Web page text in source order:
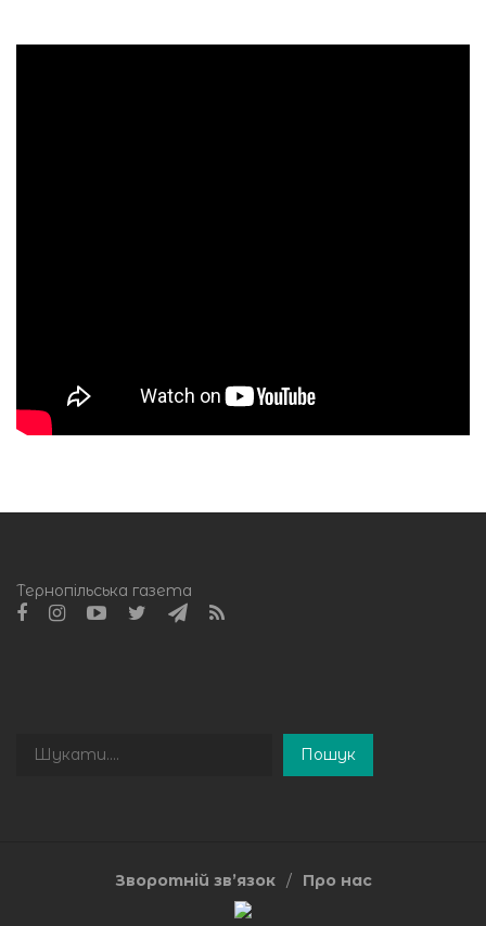
Тернопільська газета
Пошук
Пошук
Зворотній зв’язок Про нас